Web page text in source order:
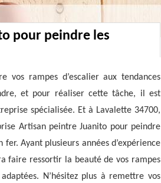
pour peindre les
vos rampes d’escalier aux tendances
et pour réaliser cette tâche, il est
spécialisée. Et à Lavalette 34700,
Artisan peintre Juanito pour peindre
fer. Ayant plusieurs années d’expérience
faire ressortir la beauté de vos rampes
N’hésitez plus à remettre vos